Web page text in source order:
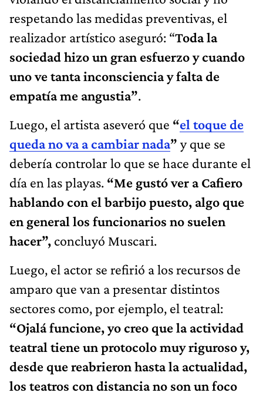
respetando las medidas preventivas, el
realizador artístico aseguró: “Toda la
sociedad hizo un gran esfuerzo y cuando
uno ve tanta inconsciencia y falta de
empatía me angustia”.
Luego, el artista aseveró que “el toque de
queda no va a cambiar nada” y que se
debería controlar lo que se hace durante el
día en las playas. “Me gustó ver a Cafiero
hablando con el barbijo puesto, algo que
en general los funcionarios no suelen
hacer”, concluyó Muscari.
Luego, el actor se refirió a los recursos de
amparo que van a presentar distintos
sectores como, por ejemplo, el teatral:
“Ojalá funcione, yo creo que la actividad
teatral tiene un protocolo muy riguroso y,
desde que reabrieron hasta la actualidad,
los teatros con distancia no son un foco